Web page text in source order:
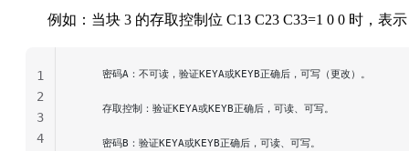
例如：当块 3 的存取控制位 C13 C23 C33=1 0 0 时，表
    密码A：不可读，验证KEYA或KEYB正确后，可写（更改）。
    存取控制：验证KEYA或KEYB正确后，可读、可写。
    密码B：验证KEYA或KEYB正确后，可读、可写。
1
2
3
4